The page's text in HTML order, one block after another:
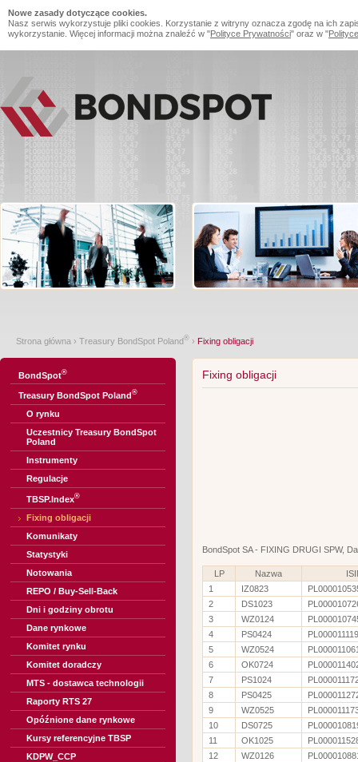
Nowe zasady dotyczące cookies.
Nasz serwis wykorzystuje pliki cookies. Korzystanie z witryny oznacza zgodę na ich
wykorzystanie. Więcej informacji można znaleźć w "Polityce Prywatności" oraz w "
Strona główna › Treasury BondSpot Poland® › Fixing obligacji
BondSpot®
Treasury BondSpot Poland®
O rynku
Uczestnicy Treasury BondSpot
Poland
Instrumenty
Regulacje
TBSP.Index®
Fixing obligacji
Komunikaty
Statystyki
Notowania
REPO / Buy-Sell-Back
Dni i godziny obrotu
Dane rynkowe
Komitet rynku
Komitet doradczy
MTS - dostawca technologii
Raporty RTS 27
Opóźnione dane rynkowe
Kursy referencyjne TBSP
KDPW_CCP
Fixing obligacji
BondSpot SA - FIXING DRUGI SPW,
LP Nazwa
1
IZ0823
2
DS1023
3
WZ0124
4
PS0424
5
WZ0524
6
OK0724
7
PS1024
8
PS0425
9
WZ0525
10
DS0725
11
OK1025
12
WZ0126